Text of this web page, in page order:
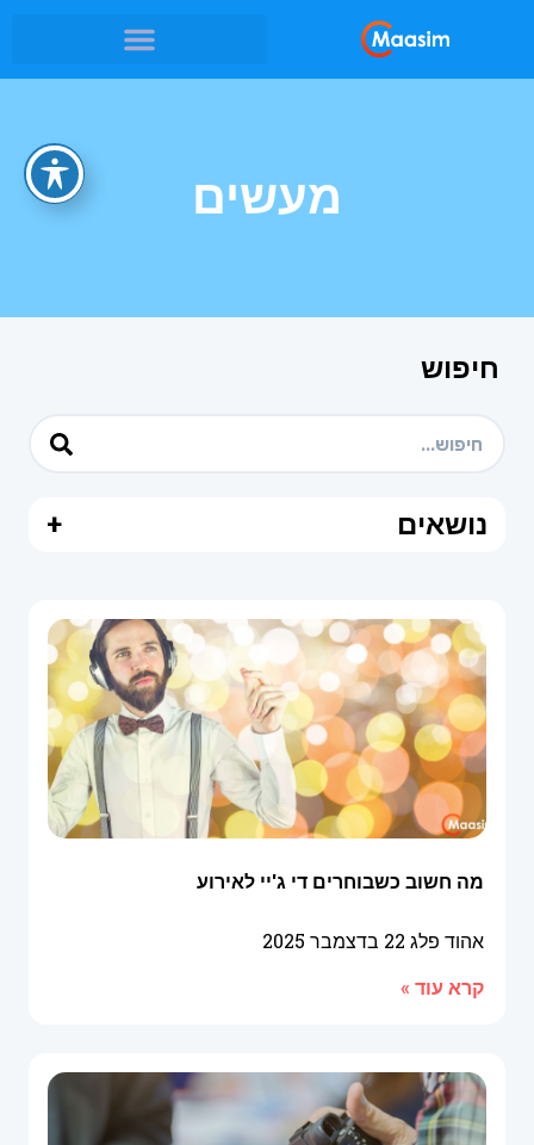
מעשים
חיפוש
נושאים +
מה חשוב כשבוחרים די ג'יי לאירוע
אהוד פלג 22 בדצמבר 2025
קרא עוד »